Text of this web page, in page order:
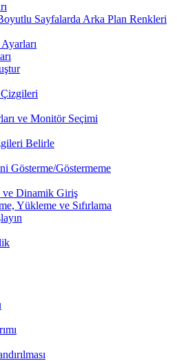
Sayfalarda Arka Plan Renkleri
Çizgileri
ve Monitör Seçimi
Belirle
Gösterme/Göstermeme
ve Dinamik Giriş
Yükleme ve Sıfırlama